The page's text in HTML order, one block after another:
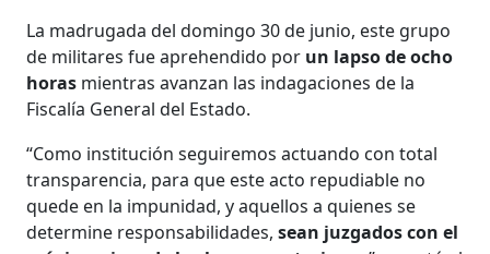
La madrugada del domingo 30 de junio, este grupo
de militares fue aprehendido por un lapso de ocho
horas mientras avanzan las indagaciones de la
Fiscalía General del Estado.
“Como institución seguiremos actuando con total
transparencia, para que este acto repudiable no
quede en la impunidad, y aquellos a quienes se
determine responsabilidades,sean juzgados con el